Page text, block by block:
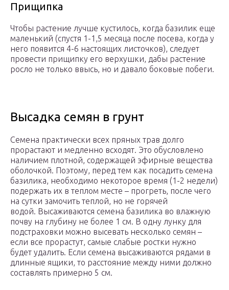
Прищипка
Чтобы растение лучше кустилось, когда базилик еще
маленький (спустя 1-1,5 месяца после посева, когда у
него появится 4-6 настоящих листочков), следует
провести прищипку его верхушки, дабы растение
росло не только ввысь, но и давало боковые побеги.
Высадка семян в грунт
Семена практически всех пряных трав долго
прорастают и медленно всходят. Это обусловлено
наличием плотной, содержащей эфирные вещества
оболочкой. Поэтому, перед тем как посадить семена
базилика, необходимо некоторое время (1-2 недели)
подержать их в теплом месте – прогреть, после чего
на сутки замочить теплой, но не горячей
водой. Высаживаются семена базилика во влажную
почву на глубину не более 1 см. В одну лунку для
подстраховки можно высевать несколько семян –
если все прорастут, самые слабые ростки нужно
будет удалить. Если семена высаживаются рядами в
длинные ящики, то расстояние между ними должно
составлять примерно 5 см.